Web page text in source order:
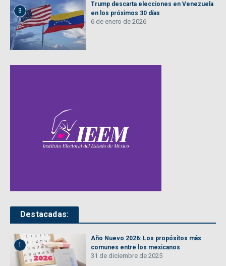
3
Trump descarta elecciones en Venezuela
en los próximos 30 días
6 de enero de 2026
Destacadas:
1
Año Nuevo 2026: Los propósitos más
comunes entre los mexicanos
31 de diciembre de 2025